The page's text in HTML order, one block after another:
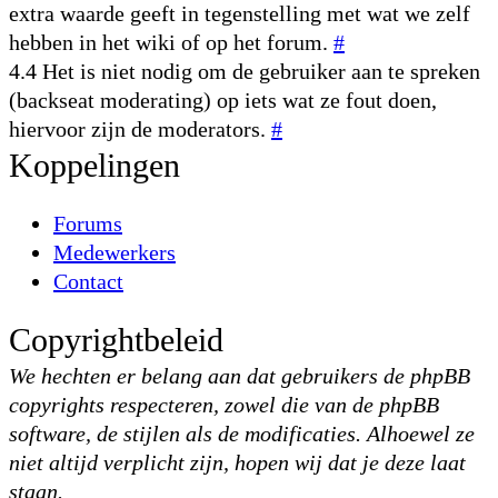
extra waarde geeft in tegenstelling met wat we zelf
hebben in het wiki of op het forum. #
4.4 Het is niet nodig om de gebruiker aan te spreken
(backseat moderating) op iets wat ze fout doen,
hiervoor zijn de moderators. #
Koppelingen
Forums
Medewerkers
Contact
Copyrightbeleid
We hechten er belang aan dat gebruikers de phpBB
copyrights respecteren, zowel die van de phpBB
software, de stijlen als de modificaties. Alhoewel ze
niet altijd verplicht zijn, hopen wij dat je deze laat
staan.